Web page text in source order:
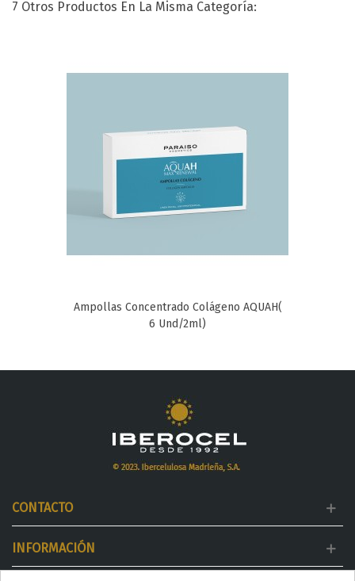
7 Otros Productos En La Misma Categoría:
Ampollas Concentrado Colágeno AQUAH(
6 Und/2ml)
CONTACTO
INFORMACIÓN